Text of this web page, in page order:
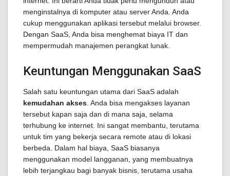
menginstalnya di komputer atau server Anda. Anda
cukup menggunakan aplikasi tersebut melalui browser.
Dengan SaaS, Anda bisa menghemat biaya IT dan
mempermudah manajemen perangkat lunak.
Keuntungan Menggunakan SaaS
Salah satu keuntungan utama dari SaaS adalah
kemudahan akses . Anda bisa mengakses layanan
tersebut kapan saja dan di mana saja, selama
terhubung ke internet. Ini sangat membantu, terutama
untuk tim yang bekerja secara remote atau di lokasi
berbeda. Dalam hal biaya, SaaS biasanya
menggunakan model langganan, yang membuatnya
lebih terjangkau bagi banyak bisnis, terutama usaha